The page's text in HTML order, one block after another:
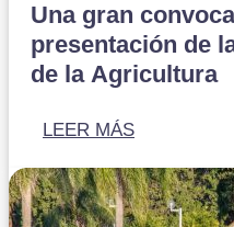
Una gran
presentación de
de la Agricultura
LEER MÁS